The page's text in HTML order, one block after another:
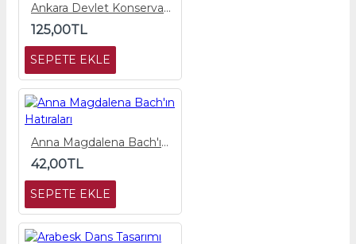
Ankara Devlet Konservatuvarı (1936)
125,00TL
SEPETE EKLE
Anna Magdalena Bach'ın Hatıraları
42,00TL
SEPETE EKLE